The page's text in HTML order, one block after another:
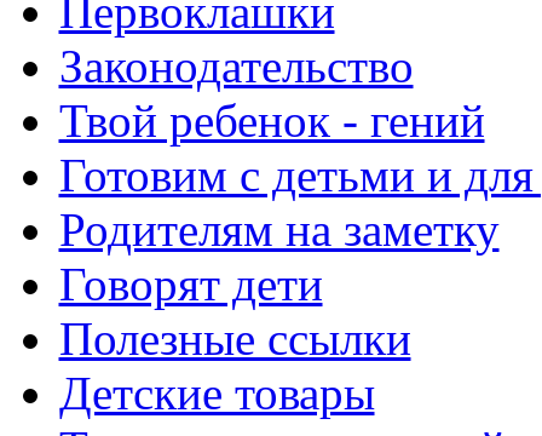
Первоклашки
Законодательство
Твой ребенок - гений
Готовим с детьми и для
Родителям на заметку
Говорят дети
Полезные ссылки
Детские товары